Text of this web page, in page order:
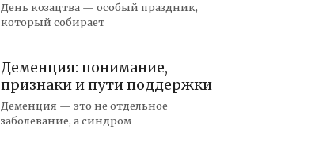
День козацтва — особый праздник,
который собирает
Деменция: понимание,
признаки и пути поддержки
Деменция — это не отдельное
заболевание, а синдром